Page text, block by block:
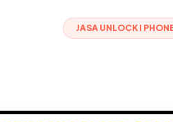
JASA UNLOCK I